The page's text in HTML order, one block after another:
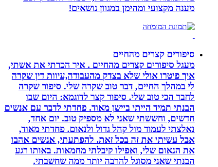
מענה מקצועי ומהימן במגוון נושאים!
סיפורים קצרים מהחיים
מעגל סיפורים קצרים מהחיים . איך הכרתי את אשתי,
איך פיטרו אולי שלא בצדק מהעבודה,עיוות דין שקרה
לי במהלך החיים, דבר טוב שקרה שלי. סיפור שקרה
לחבר הכי טוב שלי. סיפור קצר לדוגמא: היום שבו
הבנתי תמיד הייתי ביישן מאוד. פחדתי לדבר עם אנשים
חדשים, וחששתי שאני לא מספיק טוב. יום אחד,
נאלצתי לעמוד מול קהל גדול ולנאום. פחדתי מאוד,
אבל עשיתי את זה בכל זאת. להפתעתי, אנשים אהבו
את הנאום שלי, ואפילו קיבלתי מחמאות. באותו רגע
הבנתי שאני מסוגל להרבה יותר ממה שחשבתי.